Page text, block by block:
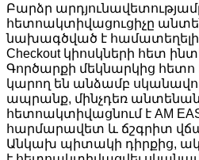
Բարձր
հետոակտիվացուցիչը
նախագծված է համատեղելի
Checkout կիոսկների հետ
Գործարքի մեկնարկից
կարող են անձամբ
ապրանք, մինչդեռ
հետոակտիվացնում է AM
հարմարավետ և ճշգրիտ
Անկախ պիտակի դիրքից,